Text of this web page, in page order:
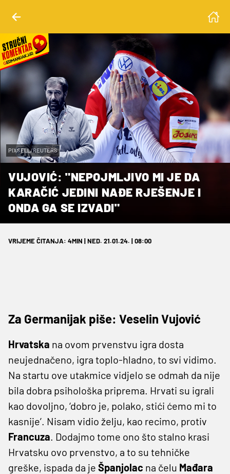
PIXSELL/REUTERS
VUJOVIĆ: "NEPOJMLJIVO MI JE DA
KARAČIĆ JEDINI NAĐE RJEŠENJE I
ONDA GA SE IZVADI"
VRIJEME ČITANJA: 4MIN | NED. 21.01.24. | 08:00
Za Germanijak piše: Veselin Vujović
Hrvatska na ovom prvenstvu igra dosta
neujednačeno, igra toplo-hladno, to svi vidimo.
Na startu ove utakmice vidjelo se odmah da nije
bila dobra psihološka priprema. Hrvati su igrali
kao dovoljno, ‘dobro je, polako, stići ćemo mi to
kasnije’. Nisam vidio želju, kao recimo, protiv
Francuza. Dodajmo tome ono što stalno krasi
Hrvatsku ovo prvenstvo, a to su tehničke
greške, ispada da je Španjolac na čelu Mađara